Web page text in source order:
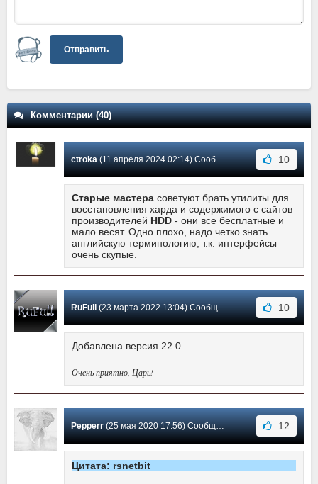
Отправить
Комментарии (40)
ctroka(11 апреля 2024 02:14) Сообщение #35 10
Cтарые мастера советуют брать утилиты для
восстановления харда и содержимого с сайтов
производителей HDD - они все бесплатные и
мало весят. Одно плохо, надо четко знать
английскую терминологию, т.к. интерфейсы
очень скупые.
RuFull(23 марта 2022 13:04) Сообщение #34 10
Добавлена версия 22.0
Очень приятно, Царь!
Pepperr(25 мая 2020 17:56) Сообщение #33 12
Цитата: rsnetbit